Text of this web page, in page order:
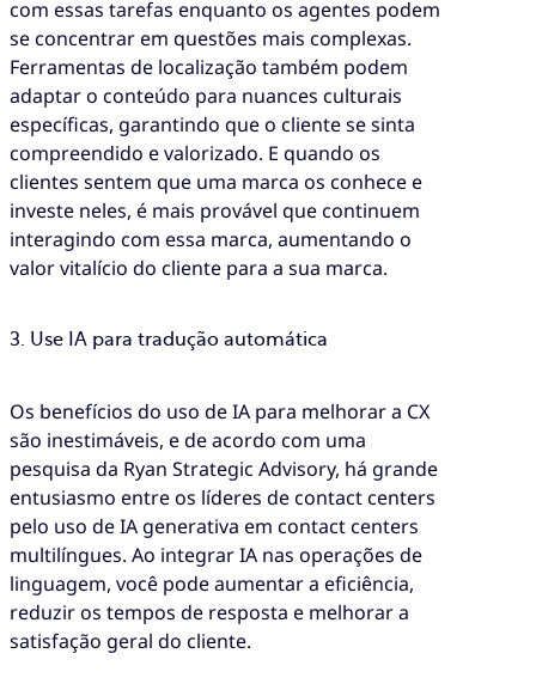
com essas tarefas enquanto os agentes podem
se concentrar em questões mais complexas.
Ferramentas de localização também podem
adaptar o conteúdo para nuances culturais
específicas, garantindo que o cliente se sinta
compreendido e valorizado. E quando os
clientes sentem que uma marca os conhece e
investe neles, é mais provável que continuem
interagindo com essa marca, aumentando o
valor vitalício do cliente para a sua marca.
3. Use IA para tradução automática
Os benefícios do uso de IA para melhorar a CX
são inestimáveis, e de acordo com uma
pesquisa da Ryan Strategic Advisory, há grande
entusiasmo entre os líderes de contact centers
pelo uso de IA generativa em contact centers
multilíngues. Ao integrar IA nas operações de
linguagem, você pode aumentar a eficiência,
reduzir os tempos de resposta e melhorar a
satisfação geral do cliente.